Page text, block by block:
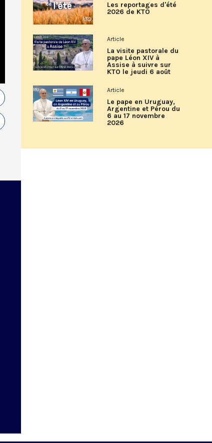
Les reportages d'été
2026 de KTO
Article
La visite pastorale du
pape Léon XIV à
Assise à suivre sur
KTO le jeudi 6 août
Article
Le pape en Uruguay,
Argentine et Pérou du
6 au 17 novembre
2026